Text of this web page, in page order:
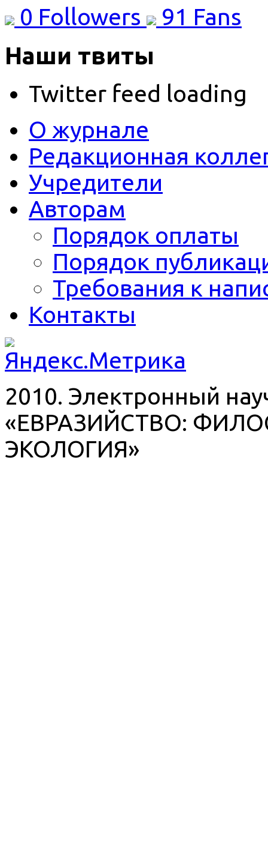
0 Followers 91 Fans
Наши твиты
Twitter feed loading
О журнале
Редакционная
Учредители
Авторам
Порядок оплаты
Порядок
Требования к
Контакты
2010. Электронный
«ЕВРАЗИЙСТВО:
ЭКОЛОГИЯ»